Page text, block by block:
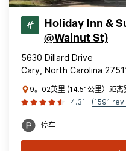
Holiday Inn &
@Walnut St)
5630 Dillard Drive
Cary, North Carolina
9。02英里 (14.51公里）距离
4.31
(1591
停车